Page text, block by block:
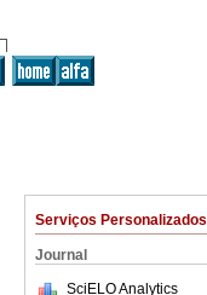
Serviços Personalizados
Journal
SciELO Analytics